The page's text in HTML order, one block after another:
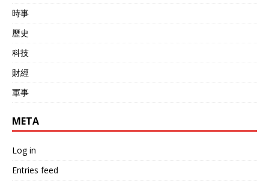
時事
歷史
科技
財經
軍事
META
Log in
Entries feed